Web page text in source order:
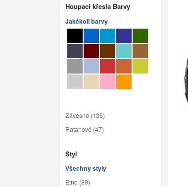
Houpací křesla Barvy
Jakékoli barvy
Závěsné (135)
Ratanové (47)
Styl
Všechny styly
Etno (89)